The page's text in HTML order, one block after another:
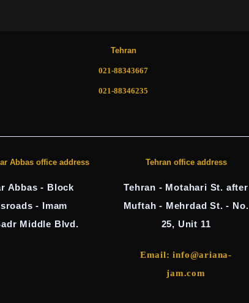
Tehran
021-88343667
021-88346235
Abbas office address
Abbas - Block
- Imam
Middle Blvd.
Tehran office address
Tehran - Motahari St. after
Muftah - Mehrdad St. - No.
25, Unit 11
Email: info@ariana-
jam.com